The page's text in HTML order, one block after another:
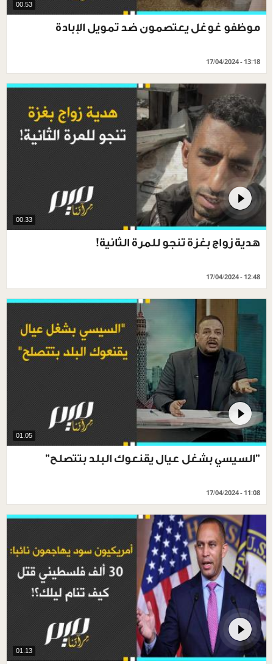
00.53
موظفو غوغل يعتصمون ضد تمويل الإبادة
17/04/2024 - 13:18
00.33
هدية زواج بغزة تنجو للمرة الثانية!
17/04/2024 - 12:48
01.05
"السيسي بشغل عيال يقنعوك البلد بتتصلح"
17/04/2024 - 11:08
01.13